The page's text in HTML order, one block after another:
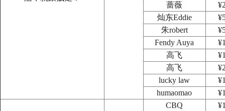
蔷薇
灿东Eddie
朱robert
Fendy Auya
高飞
高飞
lucky law
humaomao
CBQ